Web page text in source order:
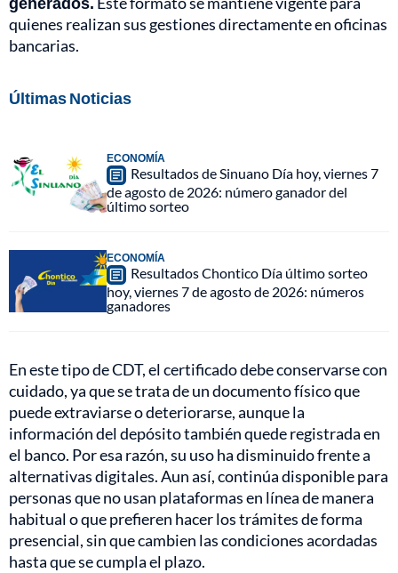
quienes realizan sus gestiones directamente en oficinas
bancarias.
Últimas Noticias
ECONOMÍA
Resultados de Sinuano Día hoy, viernes 7
de agosto de 2026: número ganador del
último sorteo
ECONOMÍA
Resultados Chontico Día último sorteo
hoy, viernes 7 de agosto de 2026: números
ganadores
En este tipo de CDT, el certificado debe conservarse con
cuidado, ya que se trata de un documento físico que
puede extraviarse o deteriorarse, aunque la
información del depósito también quede registrada en
el banco. Por esa razón, su uso ha disminuido frente a
alternativas digitales. Aun así, continúa disponible para
personas que no usan plataformas en línea de manera
habitual o que prefieren hacer los trámites de forma
presencial, sin que cambien las condiciones acordadas
hasta que se cumpla el plazo.